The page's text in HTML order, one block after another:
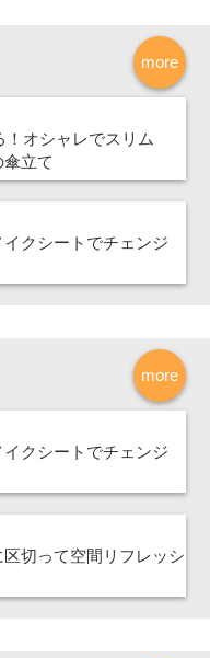
more
オシャレでスリム
立て
クシートでチェンジ
more
クシートでチェンジ
切って空間リフレッシ